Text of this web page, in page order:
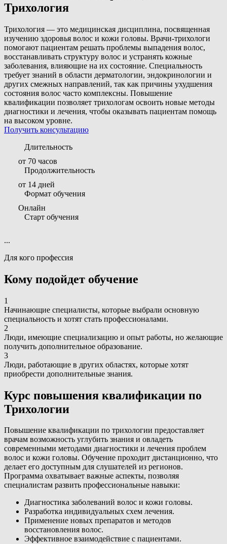
Трихология
Трихология — это медицинская дисциплина, посвященная
изучению здоровья волос и кожи головы. Врачи-трихологи
помогают пациентам решать проблемы выпадения волос,
восстанавливать структуру волос и устранять кожные
заболевания, влияющие на их состояние. Специальность
требует знаний в области дерматологии, эндокринологии и
других смежных направлений, так как причины ухудшения
состояния волос часто комплексны. Повышение
квалификации позволяет трихологам освоить новые методы
диагностики и лечения, чтобы оказывать пациентам помощь
на высоком уровне.
Получить консультацию
Длительность
от 70 часов
Продолжительность
от 14 дней
Формат обучения
Онлайн
Старт обучения
...
Для кого профессия
Кому подойдет обучение
1
Начинающие специалисты, которые выбрали основную
специальность и хотят стать профессионалами.
2
Люди, имеющие специализацию и опыт работы, но желающие
получить дополнительное образование.
3
Люди, работающие в других областях, которые хотят
приобрести дополнительные знания.
Курс повышения квалификации по
Трихологии
Повышение квалификации по трихологии предоставляет
врачам возможность углубить знания и овладеть
современными методами диагностики и лечения проблем
волос и кожи головы. Обучение проходит дистанционно, что
делает его доступным для слушателей из регионов.
Программа охватывает важные аспекты, позволяя
специалистам развить профессиональные навыки:
Диагностика заболеваний волос и кожи головы.
Разработка индивидуальных схем лечения.
Применение новых препаратов и методов
восстановления волос.
Эффективное взаимодействие с пациентами.